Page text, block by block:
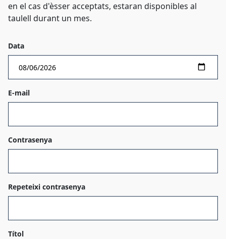
en el cas d'èsser acceptats, estaran disponibles al
taulell durant un mes.
Data
E-mail
Contrasenya
Repeteixi contrasenya
Títol